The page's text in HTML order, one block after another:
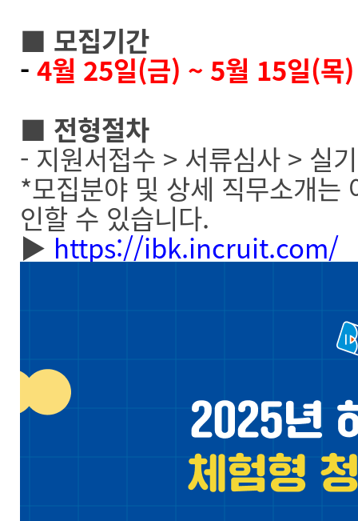
■ 모집기간
- 4월 25일(금) ~ 5월 15일(목
■ 전형절차
- 지원서접수 > 서류심사 > 실
*모집분야 및 상세 직무소개는
인할 수 있습니다.
▶ https://ibk.incruit.com/